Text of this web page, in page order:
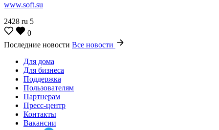
www.soft.su
2428 ru 5
0
Последние новости Все новости
Для дома
Для бизнеса
Поддержка
Пользователям
Партнерам
Пресс-центр
Контакты
Вакансии